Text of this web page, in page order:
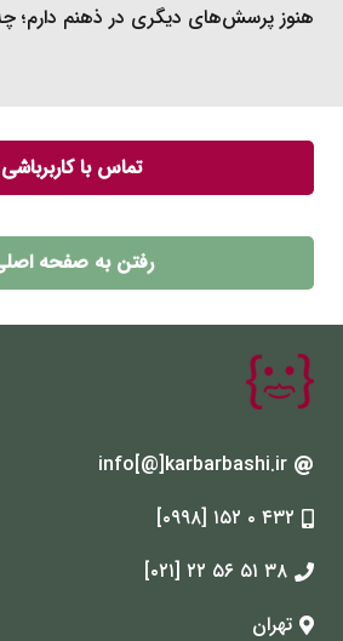
هنوز پرسش‌های دیگری در ذهنم دارم؛
تماس با کاربرباشی
رفتن به صفحه
‌info[@]karbarbashi.ir
۴۳۲ ۰ ۱۵۲ [۰۹۹۸]
۳۸ ۵۱ ۵۶ ۲۲ [۰۲۱]
تهران